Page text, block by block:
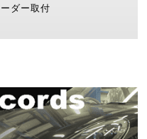
ーダー取付